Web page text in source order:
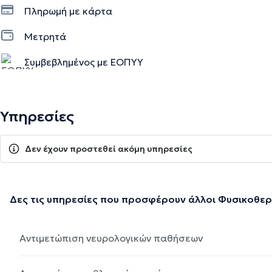
Πληρωμή με κάρτα
Μετρητά
Συμβεβλημένος με ΕΟΠΥΥ
Υπηρεσίες
Δεν έχουν προστεθεί ακόμη υπηρεσίες
Δες τις υπηρεσίες που προσφέρουν άλλοι
Αντιμετώπιση νευρολογικών παθήσεων